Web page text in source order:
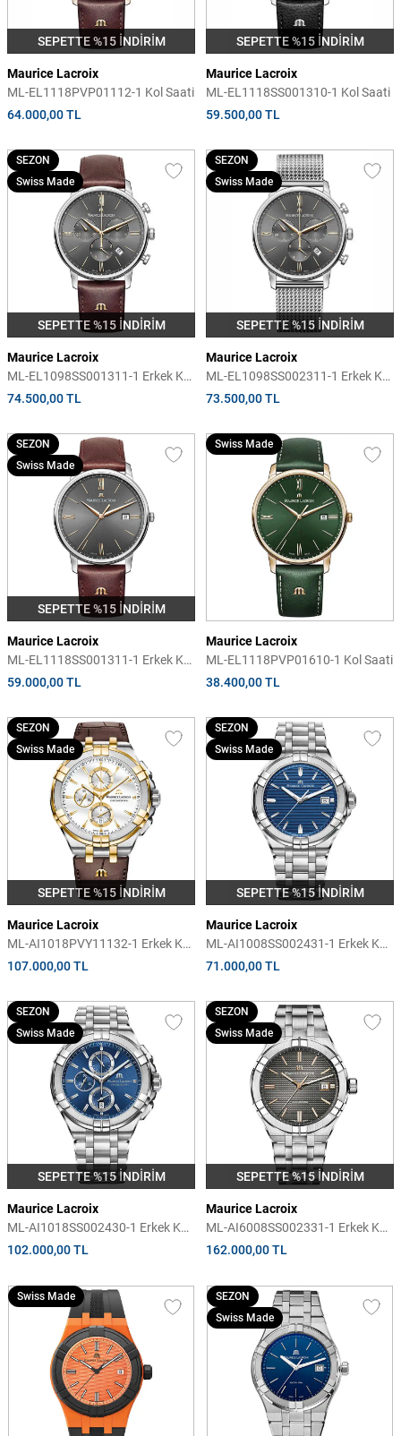
SEPETTE %15 İNDİRİM
Maurice Lacroix
ML-EL1118PVP01112-1 Kol Saati
64.000,00 TL
SEPETTE %15 İNDİRİM
Maurice Lacroix
ML-EL1118SS001310-1 Kol Saati
59.500,00 TL
SEPETTE %15 İNDİRİM
SEZON
Swiss Made
Maurice Lacroix
ML-EL1098SS001311-1 Erkek Kol
Saati
74.500,00 TL
SEPETTE %15 İNDİRİM
SEZON
Swiss Made
Maurice Lacroix
ML-EL1098SS002311-1 Erkek Kol
Saati
73.500,00 TL
SEPETTE %15 İNDİRİM
SEZON
Swiss Made
Maurice Lacroix
ML-EL1118SS001311-1 Erkek Kol
Saati
59.000,00 TL
Swiss Made
Maurice Lacroix
ML-EL1118PVP01610-1 Kol Saati
38.400,00 TL
SEPETTE %15 İNDİRİM
SEZON
Swiss Made
Maurice Lacroix
ML-AI1018PVY11132-1 Erkek Kol
Saati
107.000,00 TL
SEPETTE %15 İNDİRİM
SEZON
Swiss Made
Maurice Lacroix
ML-AI1008SS002431-1 Erkek Kol
Saati
71.000,00 TL
SEPETTE %15 İNDİRİM
SEZON
Swiss Made
Maurice Lacroix
ML-AI1018SS002430-1 Erkek Kol
Saati
102.000,00 TL
SEPETTE %15 İNDİRİM
SEZON
Swiss Made
Maurice Lacroix
ML-AI6008SS002331-1 Erkek Kol
Saati
162.000,00 TL
Swiss Made
SEZON
Swiss Made